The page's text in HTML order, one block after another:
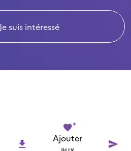
Je suis intéressé
Ajouter